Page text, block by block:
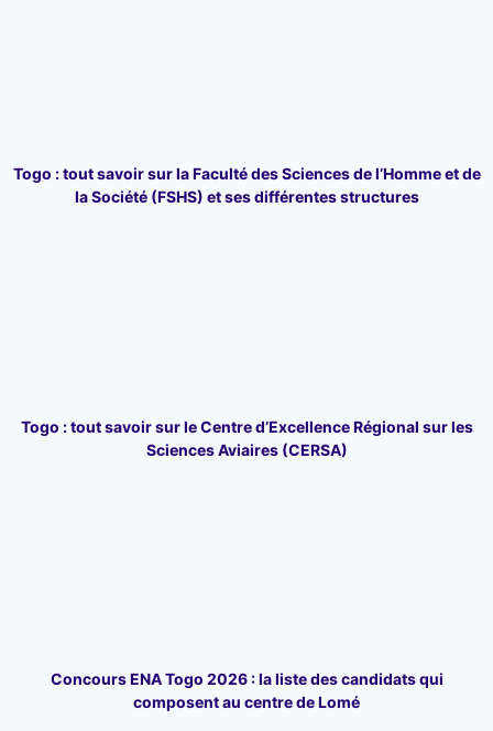
Togo : tout savoir sur la Faculté des Sciences de l’Homme et de
la Société (FSHS) et ses différentes structures
Togo : tout savoir sur le Centre d’Excellence Régional sur les
Sciences Aviaires (CERSA)
Concours ENA Togo 2026 : la liste des candidats qui
composent au centre de Lomé